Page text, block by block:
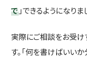
で 」できるようになりま
実際にご相談をお受け
す。「何を書けばいい